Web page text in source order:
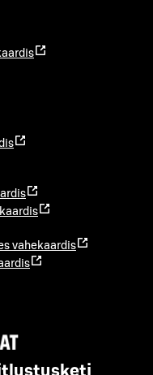
vahekaardis